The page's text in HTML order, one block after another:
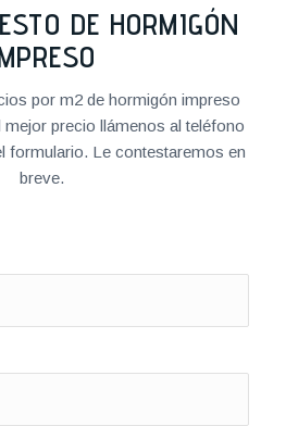
DE HORMIGÓN
por m2 de hormigón impreso
mejor precio llámenos al teléfono
formulario. Le contestaremos en
breve.